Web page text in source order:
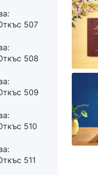
507
508
509
510
511